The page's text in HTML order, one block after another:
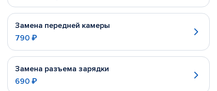
Замена передней камеры
790 ₽
Замена разъема зарядки
690 ₽